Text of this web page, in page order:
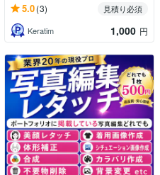
5.0(3)
見積り必須
Keratim
1,000 円